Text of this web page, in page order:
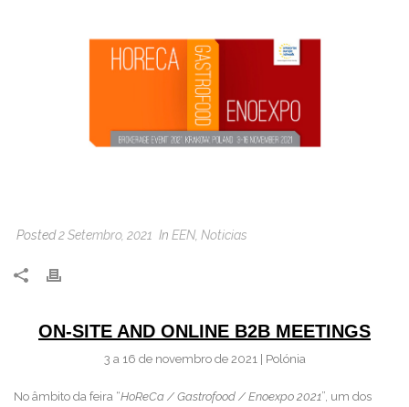
Posted2 Setembro, 2021 In EEN Noticias
ON-SITE AND ONLINE B2B MEETINGS
3 a 16 de novembro de 2021 | Polónia
No âmbito da feira “HoReCa / Gastrofood / Enoexpo 2021”, um dos